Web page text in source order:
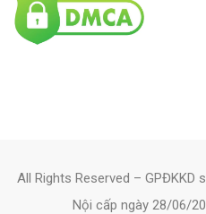
All Rights Reserved – GPĐKKD
Nội cấp ngày 28/06/